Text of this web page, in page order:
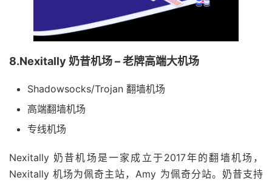
8.Nexitally 奶昔机场 – 老牌高端大机场
Shadowsocks/Trojan 翻墙机场
高端翻墙机场
专线机场
Nexitally 奶昔机场是一家成立于2017年的翻墙机场，
Nexitally 机场为佩奇主站，Amy 为佩奇分站。奶昔支持